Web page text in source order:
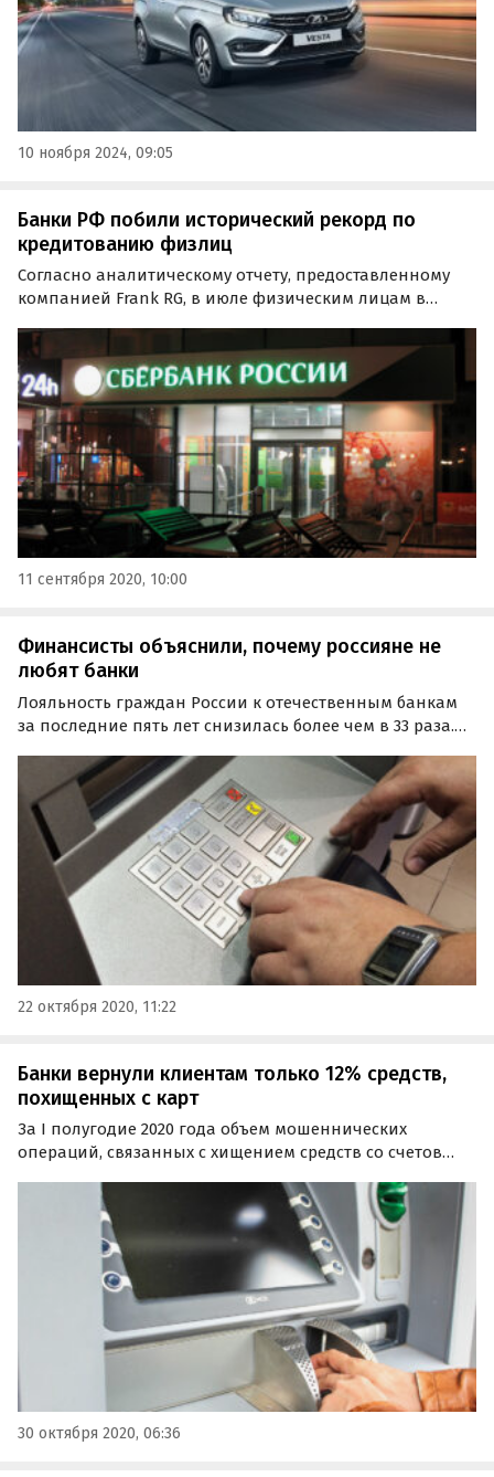
10 ноября 2024, 09:05
Банки РФ побили исторический рекорд по
кредитованию физлиц
Согласно аналитическому отчету, предоставленному
компанией Frank RG, в июле физическим лицам в
рублей, а в августе – на 962,7 млрд рублей.
11 сентября 2020, 10:00
Финансисты объяснили, почему россияне не
любят банки
Лояльность граждан России к отечественным банкам
за последние пять лет снизилась более чем в 33 раза.
теперь он составляет 1,3 пункта.
22 октября 2020, 11:22
Банки вернули клиентам только 12% средств,
похищенных с карт
За I полугодие 2020 года объем мошеннических
операций, связанных с хищением средств со счетов
предыдущий год этот показатель равнялся 5,7 млрд
30 октября 2020, 06:36